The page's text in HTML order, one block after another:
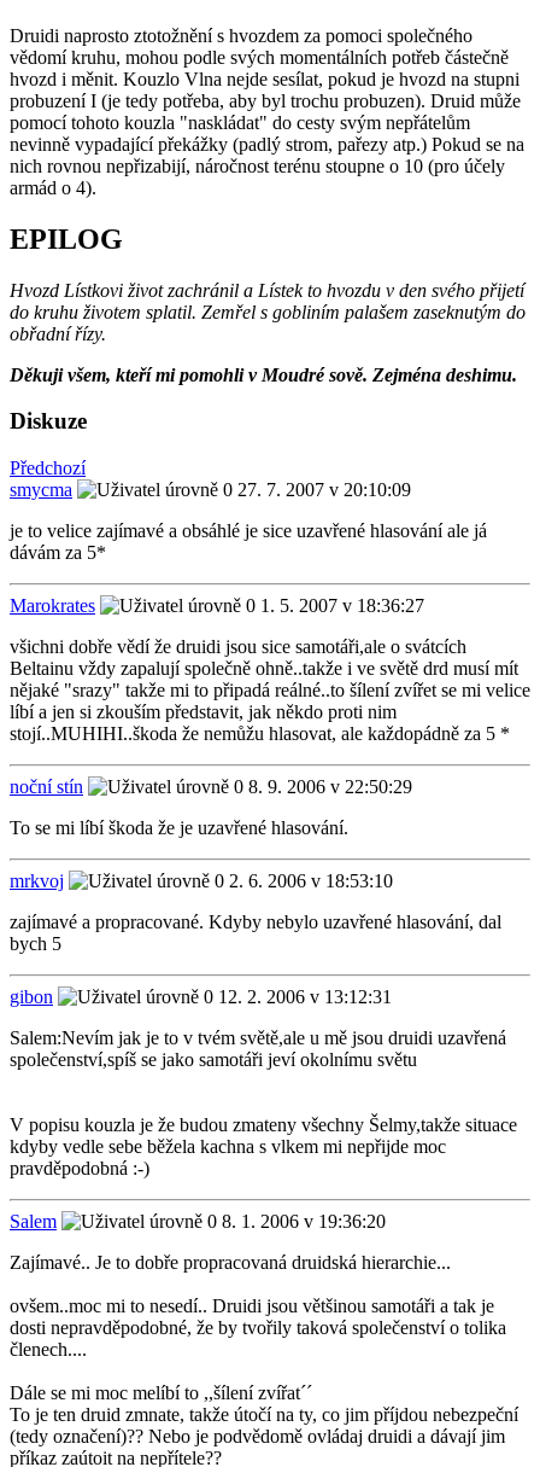
Druidi naprosto ztotožnění s hvozdem za pomoci společného
vědomí kruhu, mohou podle svých momentálních potřeb částečně
hvozd i měnit. Kouzlo Vlna nejde sesílat, pokud je hvozd na stupni
probuzení I (je tedy potřeba, aby byl trochu probuzen). Druid může
pomocí tohoto kouzla "naskládat" do cesty svým nepřátelům
nevinně vypadající překážky (padlý strom, pařezy atp.) Pokud se na
nich rovnou nepřizabijí, náročnost terénu stoupne o 10 (pro účely
armád o 4).
EPILOG
Hvozd Lístkovi život zachránil a Lístek to hvozdu v den svého přijetí
do kruhu životem splatil. Zemřel s gobliním palašem zaseknutým do
obřadní řízy.
Děkuji všem, kteří mi pomohli v Moudré sově. Zejména deshimu.
Diskuze
Předchozí
smycma
27. 7. 2007 v 20:10:09
je to velice zajímavé a obsáhlé je sice uzavřené hlasování ale já
dávám za 5*
Marokrates
1. 5. 2007 v 18:36:27
všichni dobře vědí že druidi jsou sice samotáři,ale o svátcích
Beltainu vždy zapalují společně ohně..takže i ve světě drd musí mít
nějaké "srazy" takže mi to připadá reálné..to šílení zvířet se mi velice
líbí a jen si zkouším představit, jak někdo proti nim
stojí..MUHIHI..škoda že nemůžu hlasovat, ale každopádně za 5 *
noční stín
8. 9. 2006 v 22:50:29
To se mi líbí škoda že je uzavřené hlasování.
mrkvoj
2. 6. 2006 v 18:53:10
zajímavé a propracované. Kdyby nebylo uzavřené hlasování, dal
bych 5
gibon
12. 2. 2006 v 13:12:31
Salem:Nevím jak je to v tvém světě,ale u mě jsou druidi uzavřená
společenství,spíš se jako samotáři jeví okolnímu světu
V popisu kouzla je že budou zmateny všechny Šelmy,takže situace
kdyby vedle sebe běžela kachna s vlkem mi nepřijde moc
pravděpodobná :-)
Salem
8. 1. 2006 v 19:36:20
Zajímavé.. Je to dobře propracovaná druidská hierarchie...
ovšem..moc mi to nesedí.. Druidi jsou většinou samotáři a tak je
dosti nepravděpodobné, že by tvořily taková společenství o tolika
členech....
Dále se mi moc melíbí to ,,šílení zvířat´´
To je ten druid zmnate, takže útočí na ty, co jim příjdou nebezpeční
(tedy označení)?? Nebo je podvědomě ovládaj druidi a dávají jim
příkaz zaútoit na nepřítele??